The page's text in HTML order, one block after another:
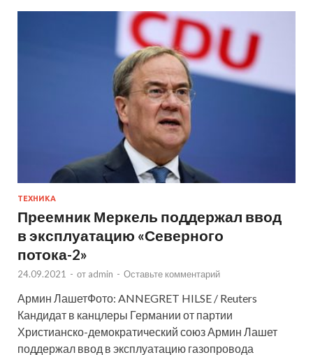
ТЕХНИКА
Преемник Меркель поддержал ввод
в эксплуатацию «Северного
потока-2»
24.09.2021 - от admin - Оставьте комментарий
Армин ЛашетФото: ANNEGRET HILSE / Reuters
Кандидат в канцлеры Германии от партии
Христианско-демократический союз Армин Лашет
поддержал ввод в эксплуатацию газопровода